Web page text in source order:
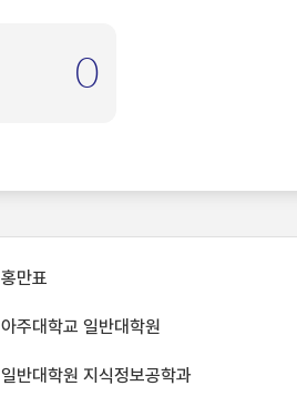
0
홍만표
아주대학교 일반대학원
일반대학원 지식정보공학과